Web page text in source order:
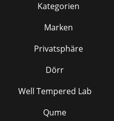
Kategorien
Marken
Privatsphäre
Dörr
Well Tempered Lab
Qume